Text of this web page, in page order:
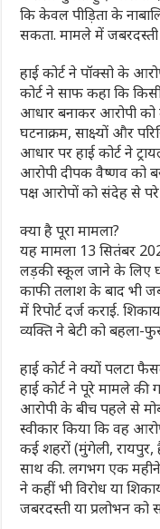
कि केवल पीड़िता के
सकता. मामले में
हाई कोर्ट ने पॉक्सो के
कोर्ट ने साफ कहा कि
आधार बनाकर आरोपी को
घटनाक्रम, साक्ष्यों और
आधार पर हाई कोर्ट ने
आरोपी दीपक वैष्णव को
पक्ष आरोपों को संदेह से
क्या है पूरा मामला?
यह मामला 13 सितंबर
लड़की स्कूल जाने के लिए
काफी तलाश के बाद भी
में रिपोर्ट दर्ज कराई.
व्यक्ति ने बेटी को
हाई कोर्ट ने क्यों पलटा
हाई कोर्ट ने पूरे मामले की
आरोपी के बीच पहले से
स्वीकार किया कि वह
कई शहरों (मुंगेली, रायपुर,
साथ की. लगभग एक महीने
ने कहीं भी विरोध या
जबरदस्ती या प्रलोभन को